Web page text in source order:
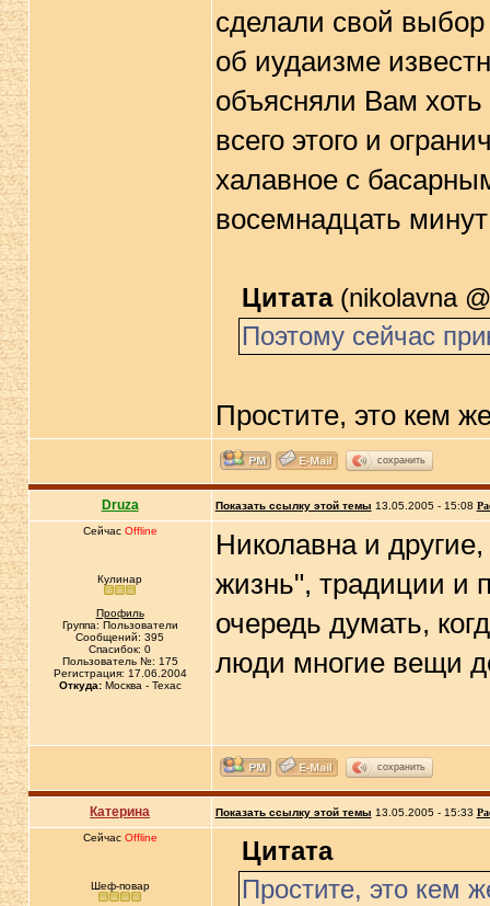
сделали свой
об иудаизме
объясняли Вам
всего этого и
халавное с
восемнадцать
Цитата(nikolavna
Поэтому сейчас
Простите, это кем
сохранить
Druza Показать ссылку этой темы 13.05.2005 - 15:08
Сейчас Offline
Кулинар
Профиль
Группа: Пользователи
Сообщений: 395
Спасибок: 0
Пользователь №: 175
Регистрация: 17.06.2004
Откуда:Москва - Техас
Николавна и
жизнь", традиции и
очередь думать,
люди многие вещи
сохранить
Катерина Показать ссылку этой темы 13.05.2005 - 15:33
Сейчас Offline
Шеф-повар
Цитата
Простите, это кем